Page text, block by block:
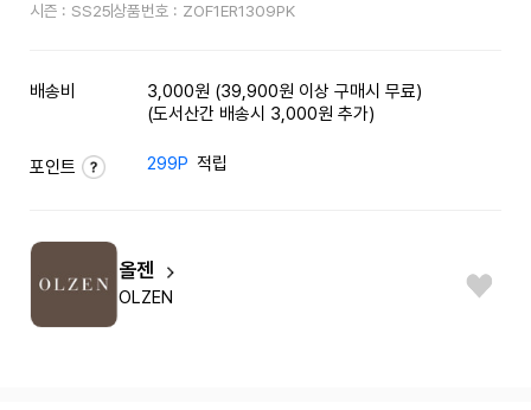
시즌 : SS25상품번호 : ZOF1ER1309PK
배송비
3,000원 (39,900원 이상 구매시 무료)
(도서산간 배송시 3,000원 추가)
포인트 299P 적립
올젠
OLZEN